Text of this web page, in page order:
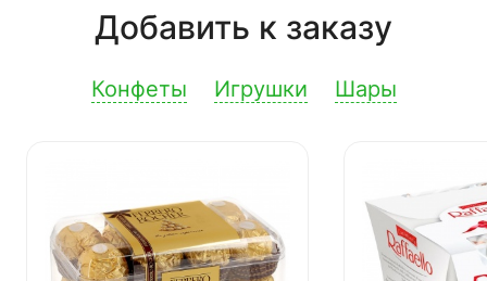
Добавить к заказу
Конфеты Игрушки Шары